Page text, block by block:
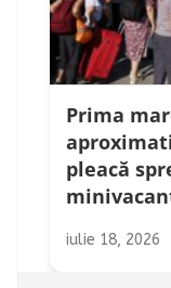
Prima
pleacă
iulie 18, 2026